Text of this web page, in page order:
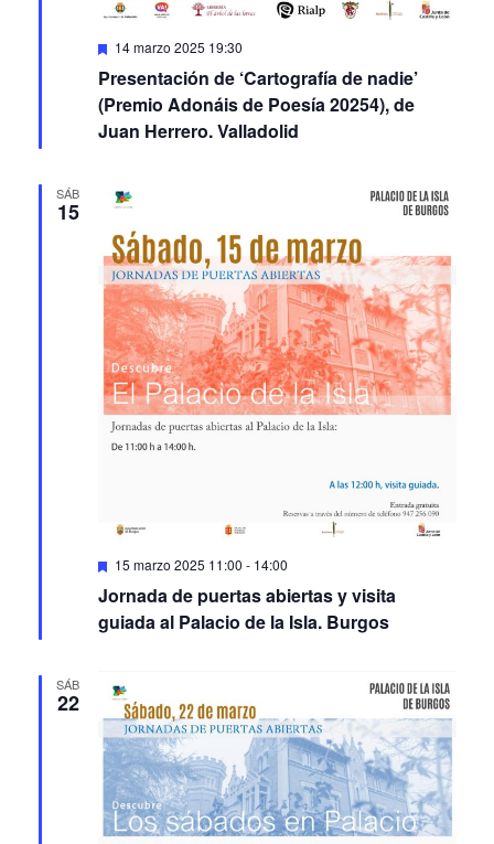
Featured
14 marzo 2025 19:30
Presentación de ‘Cartografía de nadie’
(Premio Adonáis de Poesía 20254), de
Juan Herrero. Valladolid
15
Featured
15 marzo 2025 11:00-
Jornada de puertas abiertas y visita
guiada al Palacio de la Isla. Burgos
22